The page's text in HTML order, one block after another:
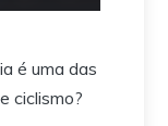
é uma das
ciclismo?